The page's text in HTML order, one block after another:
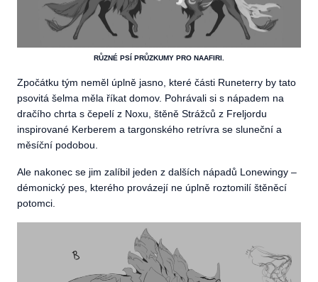
RŮZNÉ PSÍ PRŮZKUMY PRO NAAFIRI.
Zpočátku tým neměl úplně jasno, které části Runeterry by tato
psovitá šelma měla říkat domov. Pohrávali si s nápadem na
dračího chrta s čepelí z Noxu, štěně Strážců z Freljordu
inspirované Kerberem a targonského retrívra se sluneční a
měsíční podobou.
Ale nakonec se jim zalíbil jeden z dalších nápadů Lonewingy –
démonický pes, kterého provázejí ne úplně roztomilí štěněcí
potomci.